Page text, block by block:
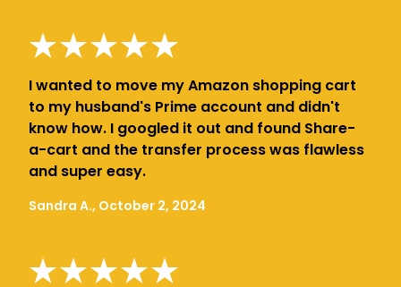
I wanted to move my Amazon shopping cart
to my husband's Prime account and didn't
know how. I googled it out and found Share-
a-cart and the transfer process was flawless
and super easy.
Sandra A., October 2, 2024